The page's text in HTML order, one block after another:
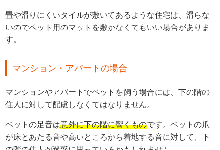
畳や滑りにくいタイルが敷いてあるような住宅は、滑らな
いのでペット用のマットを敷かなくてもいい場合がありま
す。
マンション・アパートの場合
マンションやアパートでペットを飼う場合には、下の階の
住人に対して配慮しなくてはなりません。
ペットの足音は意外に下の階に響くものです。ペットの爪
が床とあたる音や高いところから着地する音に対して、下